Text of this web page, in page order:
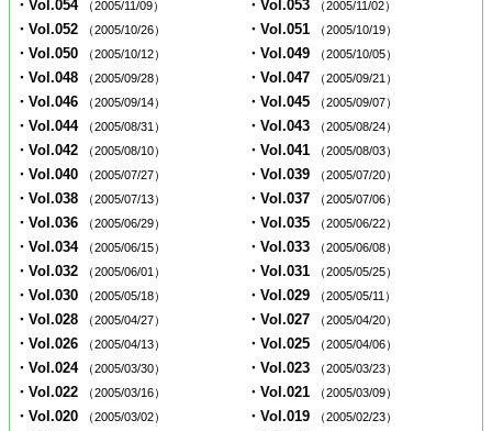
・Vol.054 （2005/11/09） ・Vol.053 （2005/11/02）
・Vol.052 （2005/10/26） ・Vol.051 （2005/10/19）
・Vol.050 （2005/10/12） ・Vol.049 （2005/10/05）
・Vol.048 （2005/09/28） ・Vol.047 （2005/09/21）
・Vol.046 （2005/09/14） ・Vol.045 （2005/09/07）
・Vol.044 （2005/08/31） ・Vol.043 （2005/08/24）
・Vol.042 （2005/08/10） ・Vol.041 （2005/08/03）
・Vol.040 （2005/07/27） ・Vol.039 （2005/07/20）
・Vol.038 （2005/07/13） ・Vol.037 （2005/07/06）
・Vol.036 （2005/06/29） ・Vol.035 （2005/06/22）
・Vol.034 （2005/06/15） ・Vol.033 （2005/06/08）
・Vol.032 （2005/06/01） ・Vol.031 （2005/05/25）
・Vol.030 （2005/05/18） ・Vol.029 （2005/05/11）
・Vol.028 （2005/04/27） ・Vol.027 （2005/04/20）
・Vol.026 （2005/04/13） ・Vol.025 （2005/04/06）
・Vol.024 （2005/03/30） ・Vol.023 （2005/03/23）
・Vol.022 （2005/03/16） ・Vol.021 （2005/03/09）
・Vol.020 （2005/03/02） ・Vol.019 （2005/02/23）